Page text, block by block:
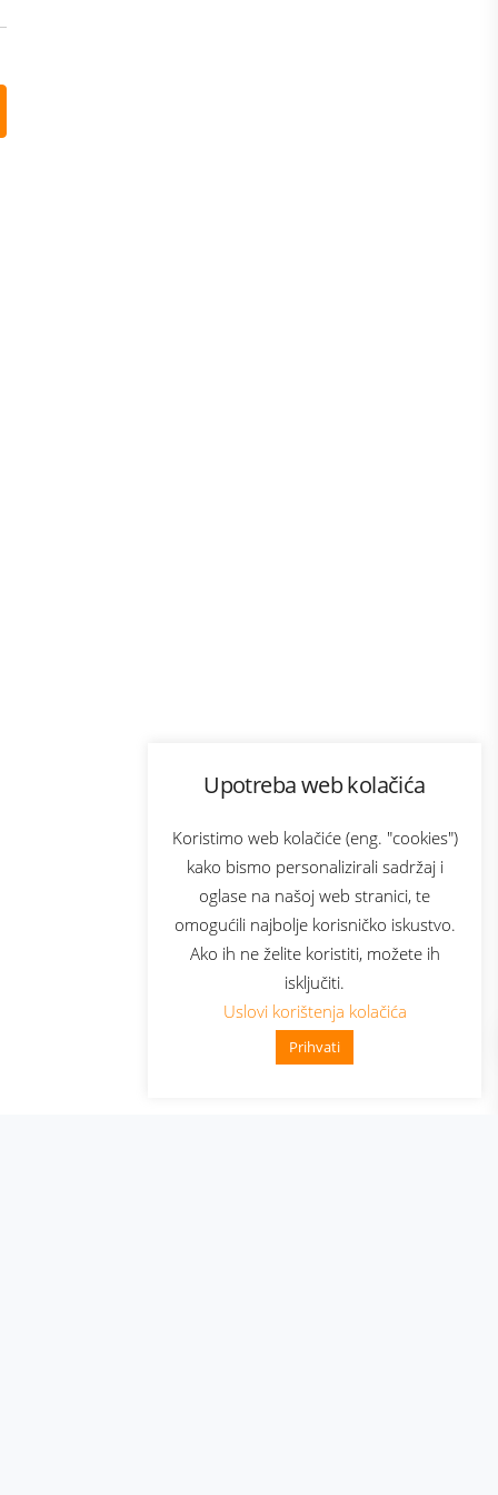
Upotreba web kolačića
Koristimo web kolačiće (eng. "cookies")
kako bismo personalizirali sadržaj i
oglase na našoj web stranici, te
omogućili najbolje korisničko iskustvo.
Ako ih ne želite koristiti, možete ih
isključiti.
Uslovi korištenja kolačića
Prihvati
👋 Zdravo, kako mogu pomoći?
Bonus plus
Prijava za newsletter